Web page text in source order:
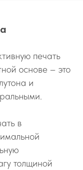
печать
основе – это
и
в
толщиной